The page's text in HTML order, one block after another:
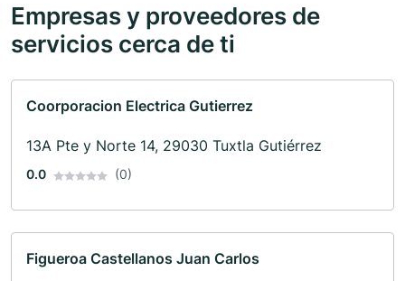
Empresas y proveedores de
servicios cerca de ti
Coorporacion Electrica Gutierrez
13A Pte y Norte 14, 29030 Tuxtla Gutiérrez
0.0 (0)
Figueroa Castellanos Juan Carlos